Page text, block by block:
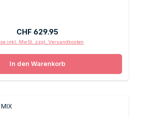
Regulärer Preis:
CHF 629.95
inkl. MwSt. zzgl. Versandkosten
In den Warenkorb